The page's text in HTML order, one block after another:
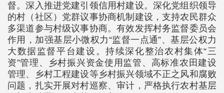
督。深入推进党建引领信用村建设。深化党组织领导
的村（社区）党群议事协商机制建设，支持农民群众
多渠道参与村级议事协商。有效发挥村务监督委员会
作用，加强基层小微权力“监督一点通”、基层公权力
大数据监督平台建设。持续深化整治农村集体“三
资”管理、乡村振兴资金使用监管、高标准农田建设
管理、乡村工程建设等乡村振兴领域不正之风和腐败
问题，扎实开展对村巡察、审计，严格执行农村基层